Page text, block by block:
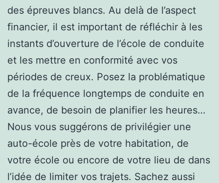
des épreuves blancs. Au delà de l’aspect
financier, il est important de réfléchir à les
instants d’ouverture de l’école de conduite
et les mettre en conformité avec vos
périodes de creux. Posez la problématique
de la fréquence longtemps de conduite en
avance, de besoin de planifier les heures…
Nous vous suggérons de privilégier une
auto-école près de votre habitation, de
votre école ou encore de votre lieu de dans
l’idée de limiter vos trajets. Sachez aussi